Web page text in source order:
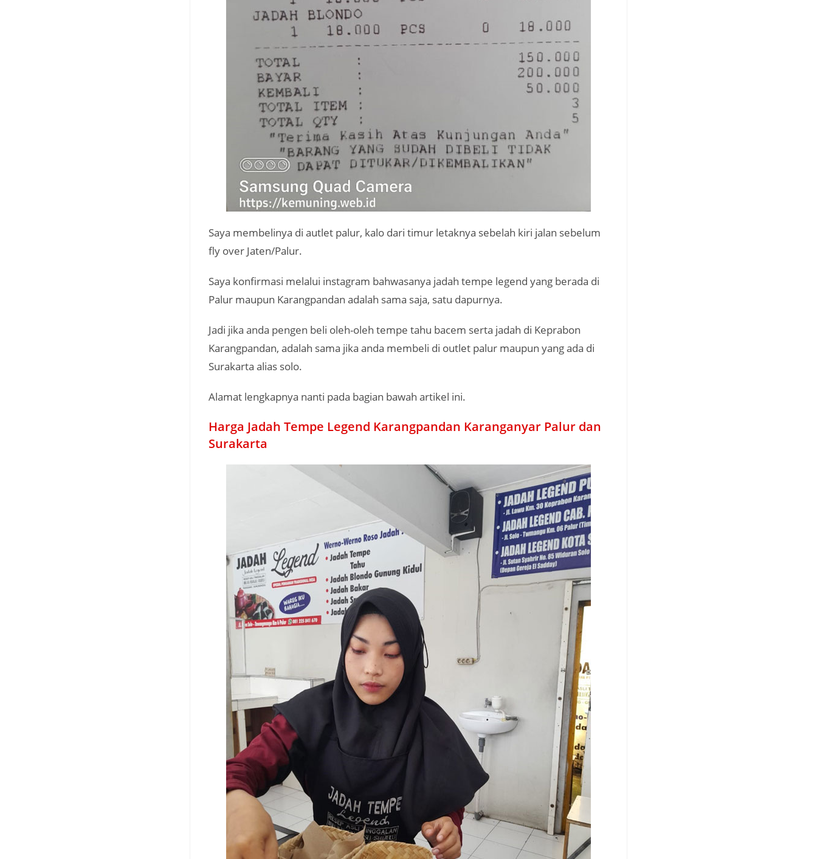
Saya membelinya di autlet palur, kalo dari timur letaknya sebelah kiri jalan sebelum
fly over Jaten/Palur.
Saya konfirmasi melalui instagram bahwasanya jadah tempe legend yang berada di
Palur maupun Karangpandan adalah sama saja, satu dapurnya.
Jadi jika anda pengen beli oleh-oleh tempe tahu bacem serta jadah di Keprabon
Karangpandan, adalah sama jika anda membeli di outlet palur maupun yang ada di
Surakarta alias solo.
Alamat lengkapnya nanti pada bagian bawah artikel ini.
Harga Jadah Tempe Legend Karangpandan Karanganyar Palur dan
Surakarta